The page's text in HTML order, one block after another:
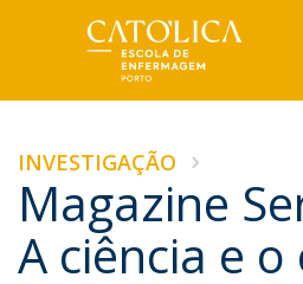
INVESTIGAÇÃO
Magazine
A ciência e